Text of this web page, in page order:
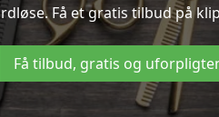
Få et gratis tilbud på
Få tilbud, gratis og